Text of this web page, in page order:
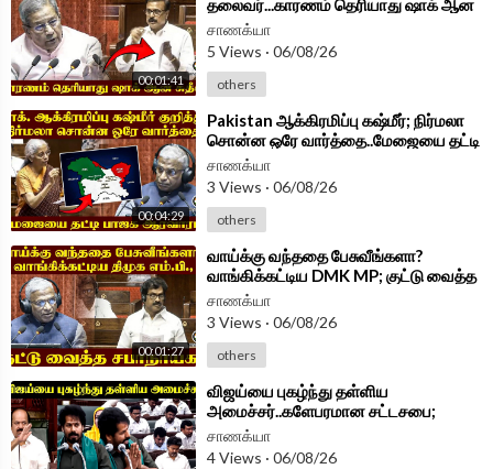
00:01:41
தலைவர்...காரணம் தெரியாது ஷாக் ஆன
Sudhish | Parliament Session 2026
சாணக்யா
5 Views · 06/08/26
others
00:04:29
⁣Pakistan ஆக்கிரமிப்பு கஷ்மீர்; நிர்மலா
சொன்ன ஒரே வார்த்தை..மேஜையை தட்டி
BJPஆரவாரம் | Parliament 2026
சாணக்யா
3 Views · 06/08/26
others
00:01:27
⁣வாய்க்கு வந்ததை பேசுவீங்களா?
வாங்கிக்கட்டிய DMK MP; குட்டு வைத்த
சபாநாயகர் | Parliament 2026
சாணக்யா
3 Views · 06/08/26
others
⁣விஜய்யை புகழ்ந்து தள்ளிய
அமைச்சர்..களேபரமான சட்டசபை;
அதிரடி காட்டிய சபாநாயகர் | TN
Assembly 2026
சாணக்யா
4 Views · 06/08/26